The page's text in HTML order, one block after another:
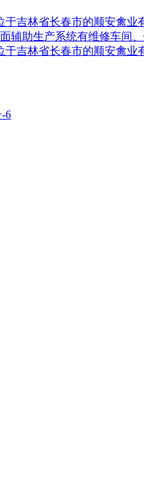
于吉林省长春市的顺安禽
辅助生产系统有维修车间
于吉林省长春市的顺安禽
6